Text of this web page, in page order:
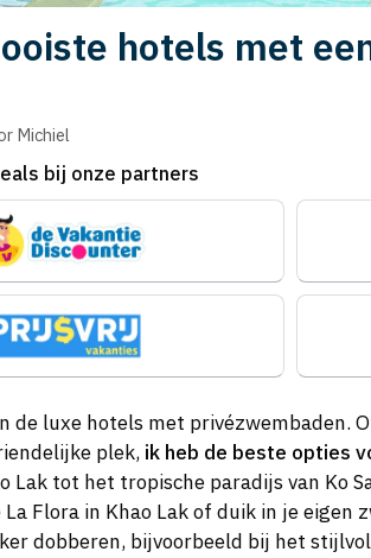
hotels met
Michiel
bij onze partners
de luxe hotels met privézwembaden.
plek, ik heb de beste opties
Lak tot het tropische paradijs van Ko
La Flora in Khao Lak of duik in je eigen
dobberen, bijvoorbeeld bij het